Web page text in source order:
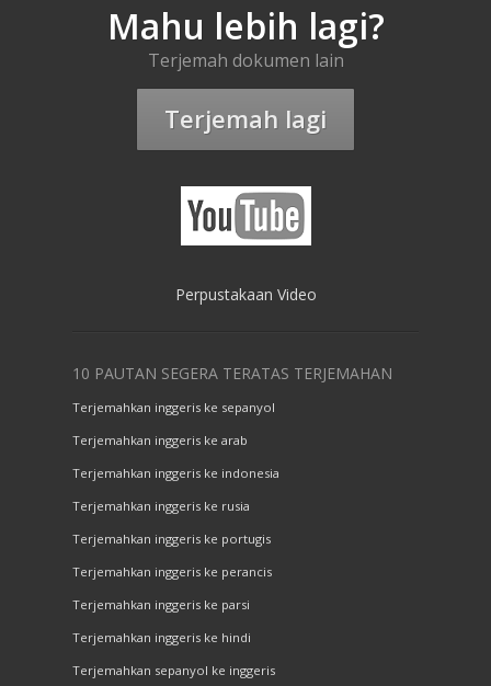
Mahu lebih lagi?
Terjemah dokumen lain
Terjemah lagi
Perpustakaan Video
10 PAUTAN SEGERA TERATAS TERJEMAHAN
Terjemahkan inggeris ke sepanyol
Terjemahkan inggeris ke arab
Terjemahkan inggeris ke indonesia
Terjemahkan inggeris ke rusia
Terjemahkan inggeris ke portugis
Terjemahkan inggeris ke perancis
Terjemahkan inggeris ke parsi
Terjemahkan inggeris ke hindi
Terjemahkan sepanyol ke inggeris